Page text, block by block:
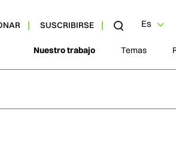
SUSCRIBIRSE Es
Nuestro trabajo Temas